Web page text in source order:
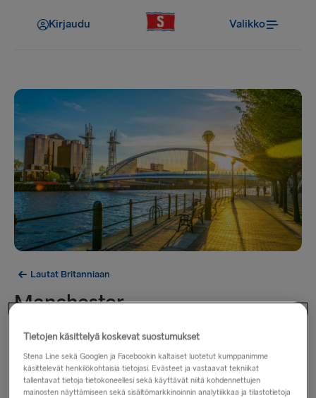
Kirjaudu Valikko
Lautat Britanniaan
Manchester
Manchester tarjoaa paljon muutakin!
Manchesterin voidaan sanoa olevan yksi Yhdistyneen
kuningaskunnan vieraanvaraisimmista kaupungeista.
Tietojen käsittelyä koskevat suostumukset
Stena Line sekä Googlen ja Facebookin kaltaiset luotetut kumppanimme
käsittelevät henkilökohtaisia tietojasi. Evästeet ja vastaavat tekniikat
tallentavat tietoja tietokoneellesi sekä käyttävät niitä kohdennettujen
mainosten näyttämiseen sekä sisältömarkkinoinnin analytiikkaa ja tilastotietoja